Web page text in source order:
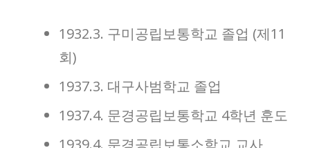
1932.3. 구미공립보통학교 졸업 (제11
회)
1937.3. 대구사범학교 졸업
1937.4. 문경공립보통학교 4학년 훈도